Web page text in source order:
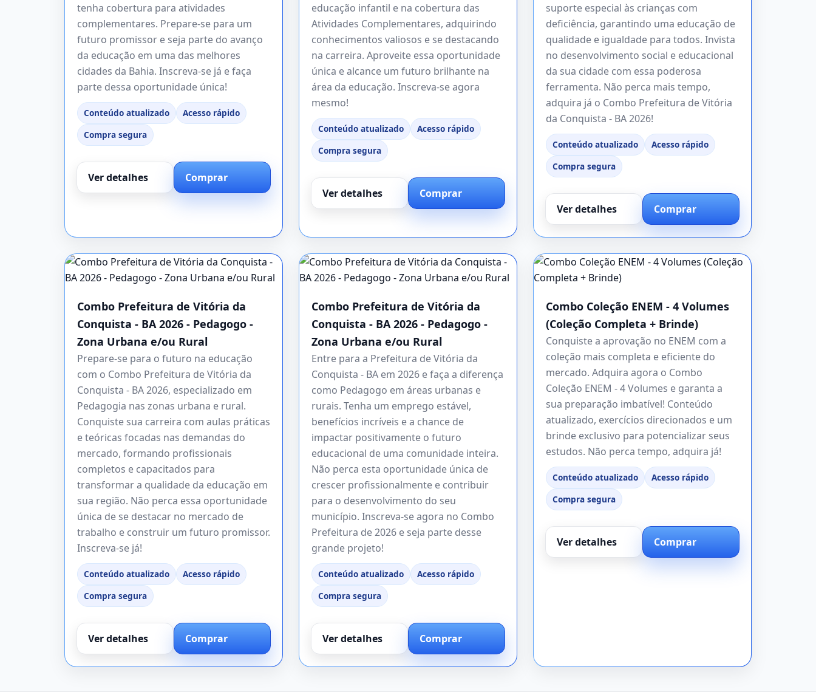
tenha cobertura para atividades
complementares. Prepare-se para um
futuro promissor e seja parte do avanço
da educação em uma das melhores
cidades da Bahia. Inscreva-se já e faça
parte dessa oportunidade única!
Conteúdo atualizado
Acesso rápido
Compra segura
Ver detalhes Comprar
educação infantil e na cobertura das
Atividades Complementares, adquirindo
conhecimentos valiosos e se destacando
na carreira. Aproveite essa oportunidade
única e alcance um futuro brilhante na
área da educação. Inscreva-se agora
mesmo!
Conteúdo atualizado
Acesso rápido
Compra segura
Ver detalhes Comprar
suporte especial às crianças com
deficiência, garantindo uma educação de
qualidade e igualdade para todos. Invista
no desenvolvimento social e educacional
da sua cidade com essa poderosa
ferramenta. Não perca mais tempo,
adquira já o Combo Prefeitura de Vitória
da Conquista - BA 2026!
Conteúdo atualizado
Acesso rápido
Compra segura
Ver detalhes Comprar
Combo Prefeitura de Vitória da
Conquista - BA 2026 - Pedagogo -
Zona Urbana e/ou Rural
Prepare-se para o futuro na educação
com o Combo Prefeitura de Vitória da
Conquista - BA 2026, especializado em
Pedagogia nas zonas urbana e rural.
Conquiste sua carreira com aulas práticas
e teóricas focadas nas demandas do
mercado, formando profissionais
completos e capacitados para
transformar a qualidade da educação em
sua região. Não perca essa oportunidade
única de se destacar no mercado de
trabalho e construir um futuro promissor.
Inscreva-se já!
Conteúdo atualizado
Acesso rápido
Compra segura
Ver detalhes Comprar
Combo Prefeitura de Vitória da
Conquista - BA 2026 - Pedagogo -
Zona Urbana e/ou Rural
Entre para a Prefeitura de Vitória da
Conquista - BA em 2026 e faça a diferença
como Pedagogo em áreas urbanas e
rurais. Tenha um emprego estável,
benefícios incríveis e a chance de
impactar positivamente o futuro
educacional de uma comunidade inteira.
Não perca esta oportunidade única de
crescer profissionalmente e contribuir
para o desenvolvimento do seu
município. Inscreva-se agora no Combo
Prefeitura de 2026 e seja parte desse
grande projeto!
Conteúdo atualizado
Acesso rápido
Compra segura
Ver detalhes Comprar
Combo Coleção ENEM - 4 Volumes
(Coleção Completa + Brinde)
Conquiste a aprovação no ENEM com a
coleção mais completa e eficiente do
mercado. Adquira agora o Combo
Coleção ENEM - 4 Volumes e garanta a
sua preparação imbatível! Conteúdo
atualizado, exercícios direcionados e um
brinde exclusivo para potencializar seus
estudos. Não perca tempo, adquira já!
Conteúdo atualizado
Acesso rápido
Compra segura
Ver detalhes Comprar